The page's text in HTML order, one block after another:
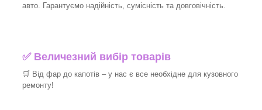
авто. Гарантуємо надійність, сумісність та довговічність.
✅ Величезний вибір товарів
🛒 Від фар до капотів – у нас є все необхідне для кузовного
ремонту!